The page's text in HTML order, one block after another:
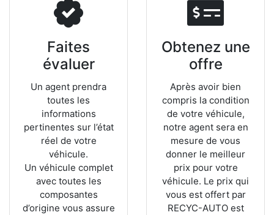
Faites
évaluer
Un agent prendra
toutes les
informations
pertinentes sur l’état
réel de votre
véhicule.
Un véhicule complet
avec toutes les
composantes
d’origine vous assure
Obtenez une
offre
Après avoir bien
compris la condition
de votre véhicule,
notre agent sera en
mesure de vous
donner le meilleur
prix pour votre
véhicule. Le prix qui
vous est offert par
RECYC-AUTO est